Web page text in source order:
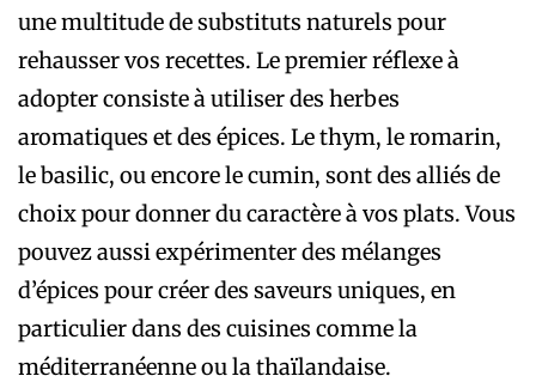
une multitude de substituts naturels pour
rehausser vos recettes. Le premier réflexe à
adopter consiste à utiliser des herbes
aromatiques et des épices. Le thym, le romarin,
le basilic, ou encore le cumin, sont des alliés de
choix pour donner du caractère à vos plats. Vous
pouvez aussi expérimenter des mélanges
d’épices pour créer des saveurs uniques, en
particulier dans des cuisines comme la
méditerranéenne ou la thaïlandaise.